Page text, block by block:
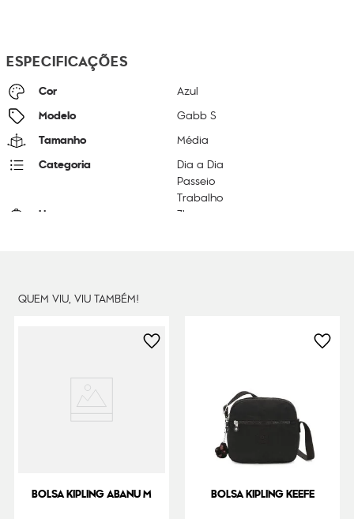
ESPECIFICAÇÕES
Cor Azul
Modelo Gabb S
Tamanho Média
Categoria
Dia a Dia
Passeio
Trabalho
Litragem 7L
QUEM VIU, VIU TAMBÉM!
BOLSA KIPLING ABANU M BOLSA KIPLING KEEFE